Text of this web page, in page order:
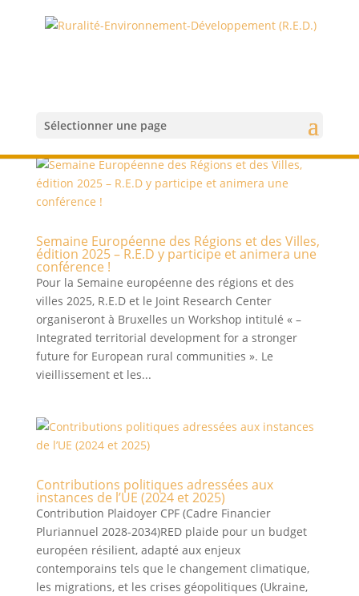
Sélectionner une page
Semaine Européenne des Régions et des Villes,
édition 2025 – R.E.D y participe et animera une
conférence !
Pour la Semaine européenne des régions et des
villes 2025, R.E.D et le Joint Research Center
organiseront à Bruxelles un Workshop intitulé « –
Integrated territorial development for a stronger
future for European rural communities ». Le
vieillissement et les...
Contributions politiques adressées aux
instances de l’UE (2024 et 2025)
Contribution Plaidoyer CPF (Cadre Financier
Pluriannuel 2028-2034)RED plaide pour un budget
européen résilient, adapté aux enjeux
contemporains tels que le changement climatique,
les migrations, et les crises géopolitiques (Ukraine,